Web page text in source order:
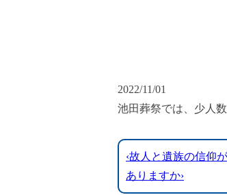
2022/11/01
池田葬祭では、少人
‹故人と遺族の信仰
ありますか›